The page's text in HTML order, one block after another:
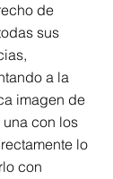
de
sus
a la
imagen de
con los
lo
con